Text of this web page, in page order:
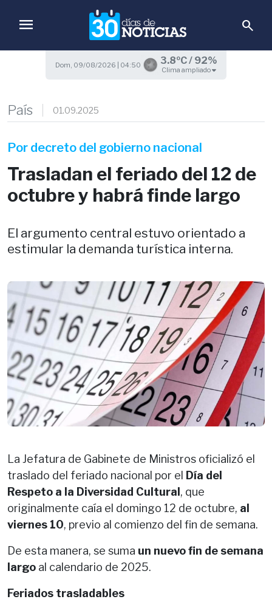
menu search
Dom, 09/08/2026 | 04:50 3.8ºC / 92%
Clima ampliado
País 01.09.2025
Por decreto del gobierno nacional
Trasladan el feriado del 12 de
octubre y habrá finde largo
El argumento central estuvo orientado a
estimular la demanda turística interna.
La Jefatura de Gabinete de Ministros oficializó el
traslado del feriado nacional por el Día del
Respeto a la Diversidad Cultural , que
originalmente caía el domingo 12 de octubre, al
viernes 10, previo al comienzo del fin de semana.
De esta manera, se suma un nuevo fin de semana
largo al calendario de 2025.
Feriados trasladables